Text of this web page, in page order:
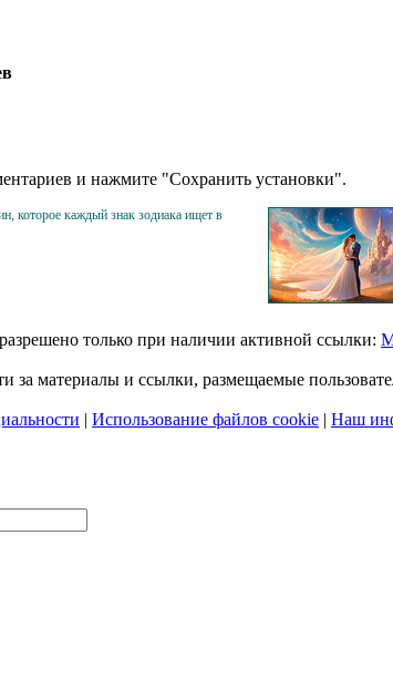
и нажмите "Сохранить установки".
которое каждый знак зодиака ищет в
только при наличии активной ссылки:
за материалы и ссылки, размещаемые
| Использование файлов cookie | Наш